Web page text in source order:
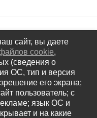
сайт, вы даете
cookie,
(сведения о
ОС, тип и версия
его экрана;
пользователь; с
язык ОС и
и на какие